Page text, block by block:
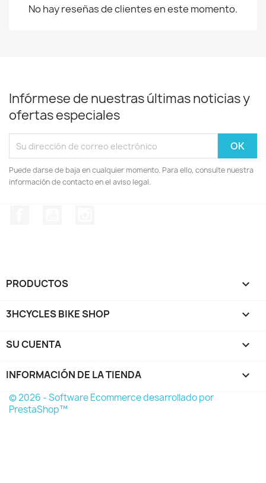
No hay reseñas de clientes en este momento.
Infórmese de nuestras últimas noticias y
ofertas especiales
Puede darse de baja en cualquier momento. Para ello, consulte nuestra
información de contacto en el aviso legal.
PRODUCTOS 
3HCYCLES BIKE SHOP 
SU CUENTA 
INFORMACIÓN DE LA TIENDA keyboard_arrow_down
© 2026 - Software Ecommerce desarrollado por
PrestaShop™